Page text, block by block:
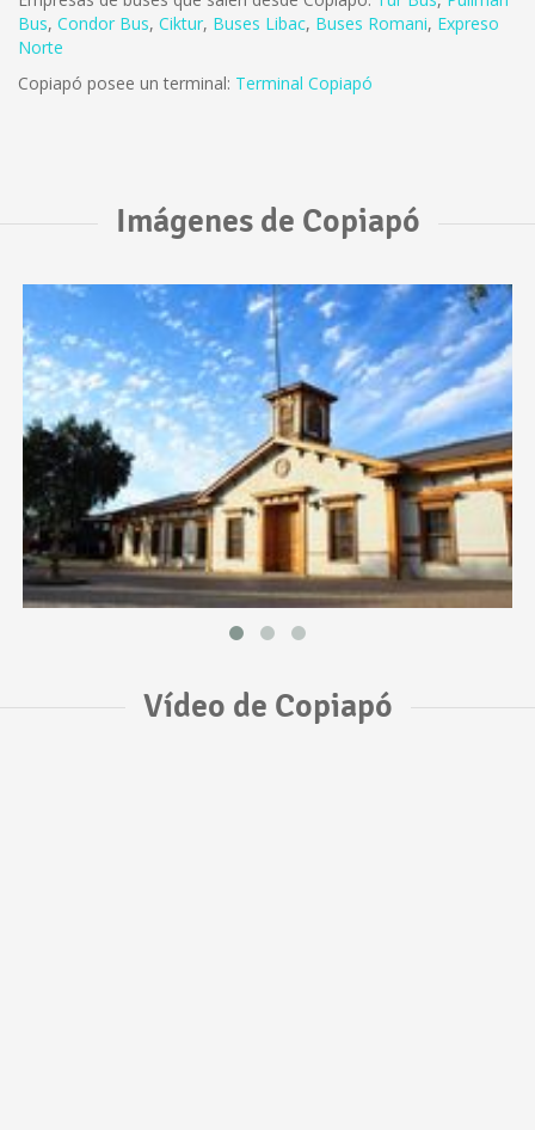
Bus, Condor Bus, Ciktur, Buses Libac, Buses Romani, Expreso
Norte
Copiapó posee un terminal: Terminal Copiapó
Imágenes de Copiapó
Vídeo de Copiapó